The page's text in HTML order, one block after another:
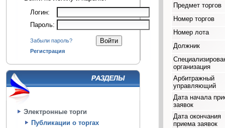
Логин:
Пароль:
Забыли пароль?
Регистрация
Электронные торги
Публикации о торгах
Предмет торгов
Номер торгов
Номер лота
Должник
организация
Арбитражный
управляющий
Дата начала
заявок
Дата окончания
приема заявок